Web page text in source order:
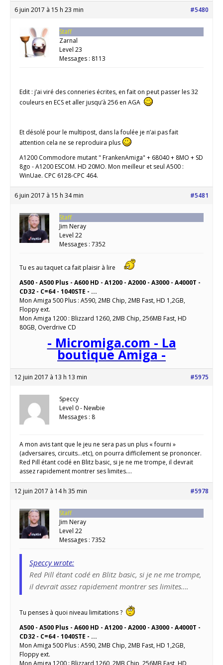
6 juin 2017 à 15 h 23 min #5480
Staff
Zarnal
Level 23
Messages : 8113
Edit : j’ai viré des conneries écrites, en fait on peut passer les 32
couleurs en ECS et aller jusqu’à 256 en AGA
Et désolé pour le multipost, dans la foulée je n’ai pas fait
attention cela ne se reproduira plus
A1200 Commodore mutant " FrankenAmiga" + 68040 + 8MO + SD
8go - A1200 ESCOM. HD 20MO. Mon meilleur et seul A500 :
WinUae. CPC 6128-CPC 464.
6 juin 2017 à 15 h 34 min #5481
Staff
Jim Neray
Level 22
Messages : 7352
Tu es au taquet ca fait plaisir à lire
A500 - A500 Plus - A600 HD - A1200 - A2000 - A3000 - A4000T -
CD32 - C=64 - 1040STE - ...
Mon Amiga 500 Plus : A590, 2MB Chip, 2MB Fast, HD 1,2GB,
Floppy ext.
Mon Amiga 1200 : Blizzard 1260, 2MB Chip, 256MB Fast, HD
80GB, Overdrive CD
- Micromiga.com - La
boutique Amiga -
12 juin 2017 à 13 h 13 min #5975
Speccy
Level 0 - Newbie
Messages : 8
A mon avis tant que le jeu ne sera pas un plus « fourni »
(adversaires, circuits…etc), on pourra difficilement se prononcer.
Red Pill étant codé en Blitz basic, si je ne me trompe, il devrait
assez rapidement montrer ses limites….
12 juin 2017 à 14 h 35 min #5978
Staff
Jim Neray
Level 22
Messages : 7352
Speccy wrote:
Red Pill étant codé en Blitz basic, si je ne me trompe,
il devrait assez rapidement montrer ses limites….
Tu penses à quoi niveau limitations ?
A500 - A500 Plus - A600 HD - A1200 - A2000 - A3000 - A4000T -
CD32 - C=64 - 1040STE - ...
Mon Amiga 500 Plus : A590, 2MB Chip, 2MB Fast, HD 1,2GB,
Floppy ext.
Mon Amiga 1200 : Blizzard 1260, 2MB Chip, 256MB Fast, HD